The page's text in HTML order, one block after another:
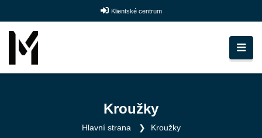
Klientské centrum
Kroužky
Hlavní strana Kroužky